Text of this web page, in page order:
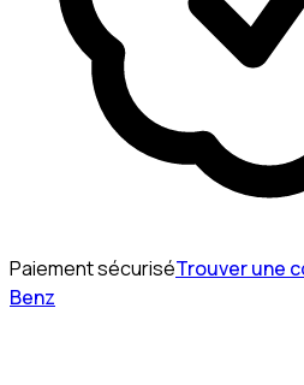
Paiement sécuriséTrouver une
Benz